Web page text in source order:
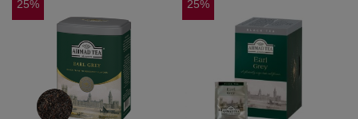
25% 25%